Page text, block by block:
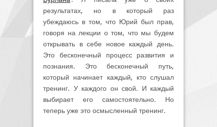
результатах, но в который раз
убеждаюсь в том, что Юрий был прав,
говоря на лекции о том, что мы будем
открывать в себе новое каждый день.
Это бесконечный процесс развития и
познания. Это бесконечный путь,
который начинает каждый, кто слушал
тренинг. У каждого он свой. И каждый
выбирает его самостоятельно. Но
теперь уже это осмысленный тренинг.